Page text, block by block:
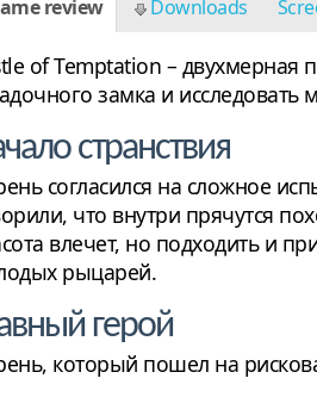
review Downloads
of Temptation – двухмерная
замка и исследовать
странствия
согласился на сложное
что внутри прячутся
влечет, но подходить и
рыцарей.
герой
который пошел на